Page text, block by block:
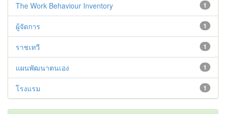
1
The Work Behaviour Inventory
1
ผู้จัดการ
1
ราชเทวี
1
แผนพัฒนาตนเอง
1
โรงแรม